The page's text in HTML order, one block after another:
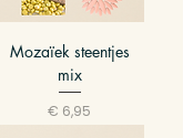
Mozaïek steentjes
mix
Prijs
€ 6,95